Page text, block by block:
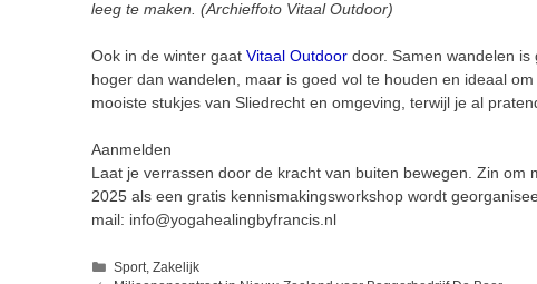
leeg te maken. (Archieffoto Vitaal Outdoor)
Ook in de winter gaat Vitaal Outdoor door. Samen wandelen
hoger dan wandelen, maar is goed vol te houden en ideaal
mooiste stukjes van Sliedrecht en omgeving, terwijl je al
Aanmelden
Laat je verrassen door de kracht van buiten bewegen. Zin
2025 als een gratis kennismakingsworkshop wordt
mail: info@yogahealingbyfrancis.nl
Categorieën
Sport ,Zakelijk